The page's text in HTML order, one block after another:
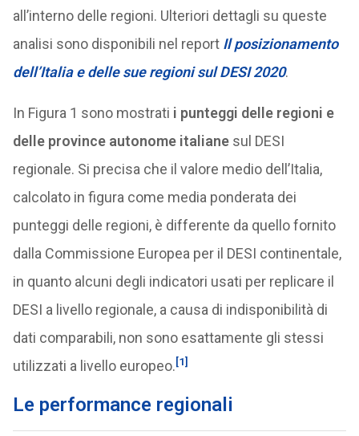
all’interno delle regioni. Ulteriori dettagli su queste
analisi sono disponibili nel report Il posizionamento
dell’Italia e delle sue regioni sul DESI 2020.
In Figura 1 sono mostrati i punteggi delle regioni e
delle province autonome italianesul DESI
regionale. Si precisa che il valore medio dell’Italia,
calcolato in figura come media ponderata dei
punteggi delle regioni, è differente da quello fornito
dalla Commissione Europea per il DESI continentale,
in quanto alcuni degli indicatori usati per replicare il
DESI a livello regionale, a causa di indisponibilità di
dati comparabili, non sono esattamente gli stessi
utilizzati a livello europeo.[1]
Le performance regionali